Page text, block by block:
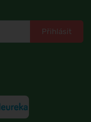
Přihlásit